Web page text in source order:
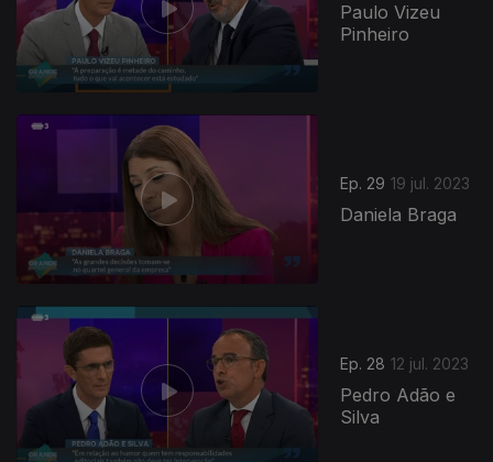
Paulo Vizeu
Pinheiro
Ep. 29 19 jul. 2023
Daniela Braga
Ep. 28 12 jul. 2023
Pedro Adão e
Silva